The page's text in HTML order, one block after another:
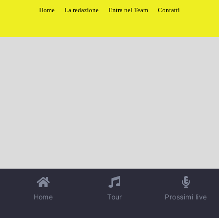
Home
La redazione Entra nel Team Contatti
Home Tour Prossimi live